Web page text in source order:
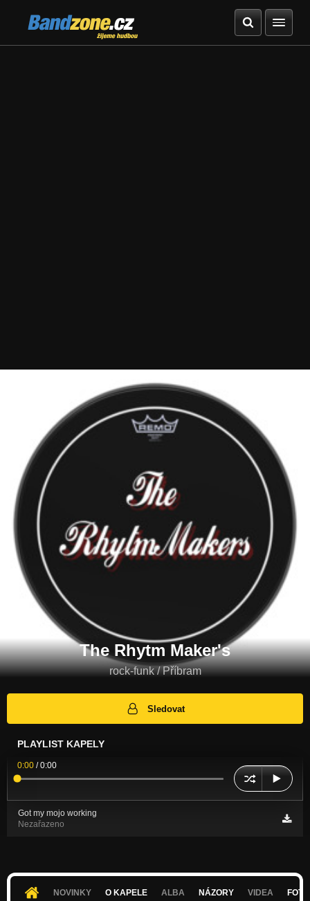
Bandzone.cz
žijeme hudbou
The Rhytm Maker's
rock-funk / Příbram
Sledovat
PLAYLIST KAPELY
0:00 /0:00
Got my mojo working
Nezařazeno
NOVINKY O KAPELE ALBA NÁZORY VIDEA